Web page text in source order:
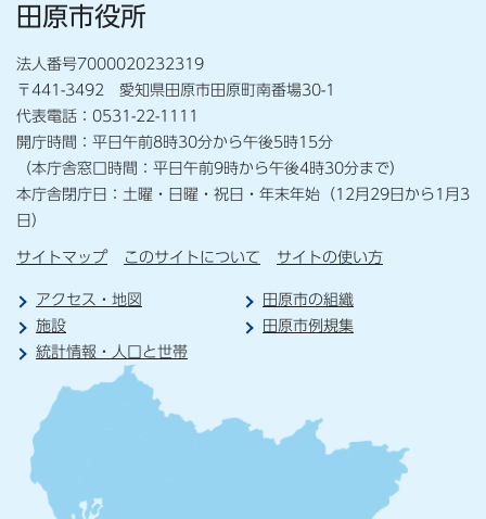
田原市役所
法人番号7000020232319
〒441-3492 愛知県田原市田原町南番場30-1
代表電話：0531-22-1111
開庁時間：平日午前8時30分から午後5時15分
（本庁舎窓口時間：平日午前9時から午後4時30分まで）
本庁舎閉庁日：土曜・日曜・祝日・年末年始（12月29日から1月3
日）
サイトマップ このサイトについて サイトの使い方
アクセス・地図
田原市の組織
施設
田原市例規集
統計情報・人口と世帯